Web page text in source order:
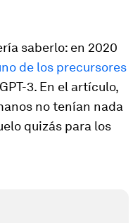
saberlo: en 2020
de los precursores
3. En el artículo,
no tenían nada
quizás para los